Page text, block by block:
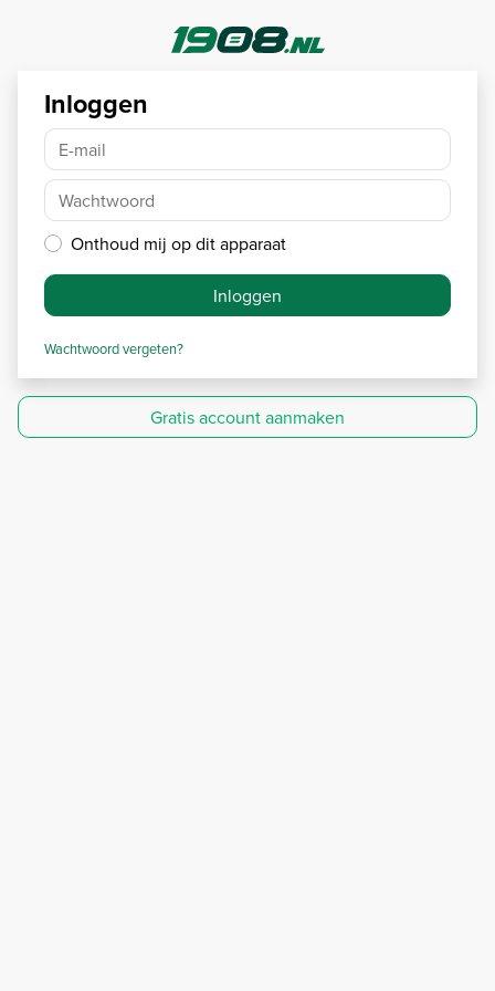
Inloggen
E-mail
Wachtwoord
Onthoud mij op dit apparaat
Inloggen
Wachtwoord vergeten?
Gratis account aanmaken